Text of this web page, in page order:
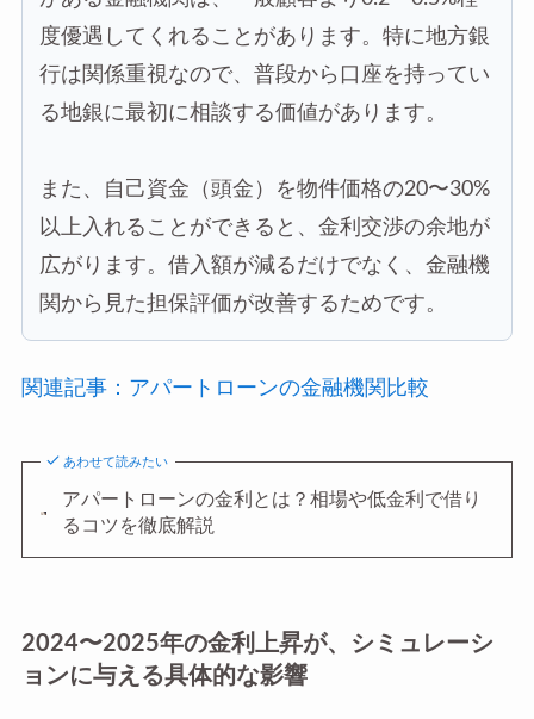
度優遇してくれることがあります。特に地方銀
行は関係重視なので、普段から口座を持ってい
る地銀に最初に相談する価値があります。
また、自己資金（頭金）を物件価格の20〜30%
以上入れることができると、金利交渉の余地が
広がります。借入額が減るだけでなく、金融機
関から見た担保評価が改善するためです。
関連記事：アパートローンの金融機関比較
あわせて読みたい
アパートローンの金利とは？相場や低金利で借り
るコツを徹底解説
2024〜2025年の金利上昇が、シミュレーシ
ョンに与える具体的な影響